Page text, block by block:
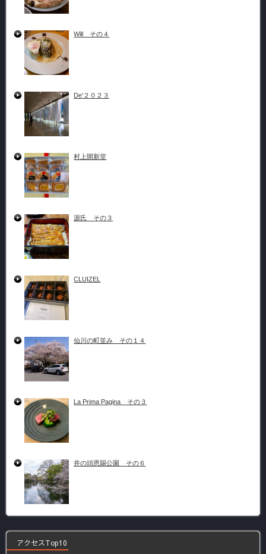
Will その４
De’２０２３
村上開新堂
源氏 その３
CLUIZEL
仙川の町並み その１４
La Prima Pagina その３
井の頭恩賜公園 その６
アクセスTop10